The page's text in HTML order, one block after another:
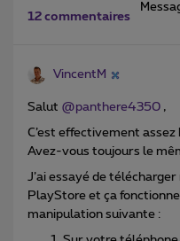
12 commentaires
VincentM
Salut @panthere4350 ,
C’est effectivement assez
Avez-vous toujours le
J’ai essayé de
PlayStore et ça
manipulation suivante :